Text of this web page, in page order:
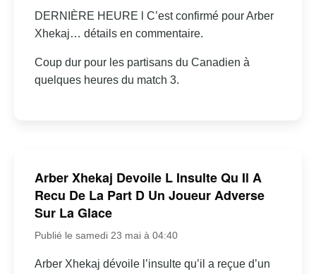
DERNIÈRE HEURE l C’est confirmé pour Arber
Xhekaj… détails en commentaire.
Coup dur pour les partisans du Canadien à
quelques heures du match 3.
Arber Xhekaj Devoile L Insulte Qu Il A
Recu De La Part D Un Joueur Adverse
Sur La Glace
Publié le samedi 23 mai à 04:40
Arber Xhekaj dévoile l’insulte qu’il a reçue d’un